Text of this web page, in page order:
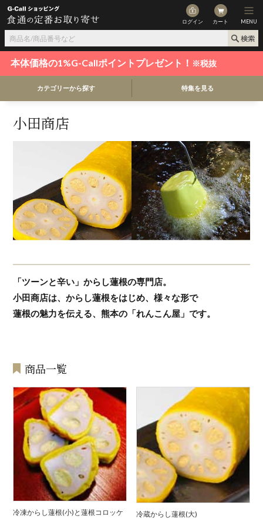
ログイン カート MENU
本体価格の1%G-Callポイントプレゼント！ ※税抜
カテゴリーから探す 特集を見る
小田商店
「ツーンと辛い」からし蓮根の専門店。
小田商店は、からし蓮根をはじめ、様々な形で
蓮根の魅力を伝える、熊本の「れんこん屋」です。
商品一覧
冷凍からし蓮根(小)と蓮根コロッケ 冷蔵からし蓮根(大)